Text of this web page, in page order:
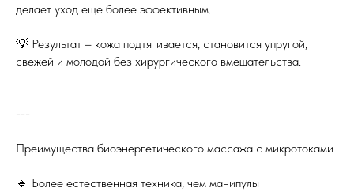
делает уход еще более эффективным.
💡 Результат – кожа подтягивается, становится упругой,
свежей и молодой без хирургического вмешательства.
---
Преимущества биоэнергетического массажа с микротоками
🔹 Более естественная техника, чем манипулы